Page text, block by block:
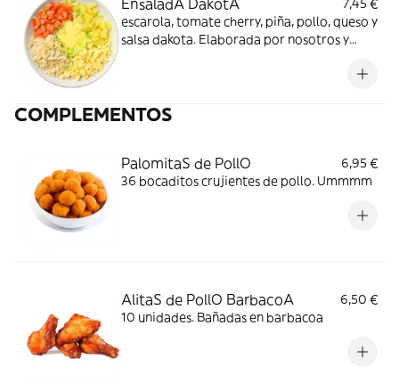
escarola, tomate cherry, piña, pollo, queso y
salsa dakota. Elaborada por nosotros y
COMPLEMENTOS
PalomitaS de PollO
6,95 €
36 bocaditos crujientes de pollo. Ummmm
AlitaS de PollO BarbacoA
6,50 €
10 unidades. Bañadas en barbacoa